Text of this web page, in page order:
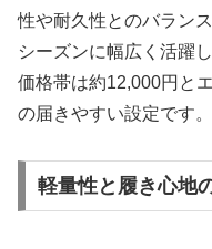
性や耐久性とのバラン
シーズンに幅広く活躍し
価格帯は約12,000円と
の届きやすい設定です。
軽量性と履き心地